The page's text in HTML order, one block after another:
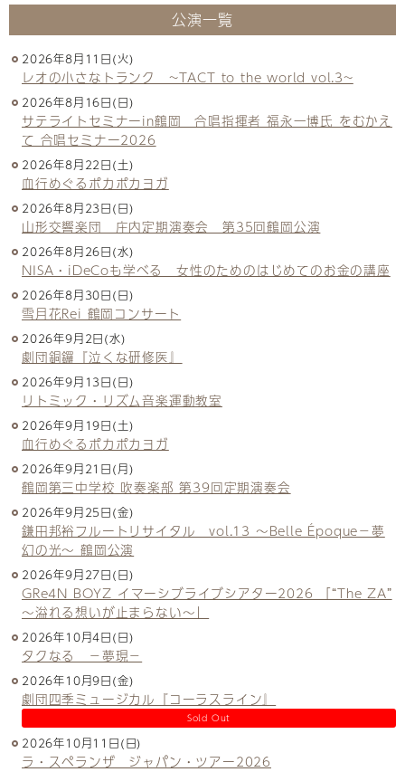
公演一覧
2026年8月11日(火)
レオの小さなトランク ~TACT to the world vol.3~
2026年8月16日(日)
サテライトセミナーin鶴岡 合唱指揮者 福永一博氏 をむかえ
て 合唱セミナー2026
2026年8月22日(土)
血行めぐるポカポカヨガ
2026年8月23日(日)
山形交響楽団 庄内定期演奏会 第35回鶴岡公演
2026年8月26日(水)
NISA・iDeCoも学べる 女性のためのはじめてのお金の講座
2026年8月30日(日)
雪月花Rei 鶴岡コンサート
2026年9月2日(水)
劇団銅鑼『泣くな研修医』
2026年9月13日(日)
リトミック・リズム音楽運動教室
2026年9月19日(土)
血行めぐるポカポカヨガ
2026年9月21日(月)
鶴岡第三中学校 吹奏楽部 第39回定期演奏会
2026年9月25日(金)
鎌田邦裕フルートリサイタル vol.13 ～Belle Époque－夢
幻の光～ 鶴岡公演
2026年9月27日(日)
GRe4N BOYZ イマーシブライブシアター2026 「“The ZA”
〜溢れる想いが止まらない〜」
2026年10月4日(日)
タクなる －夢現－
2026年10月9日(金)
劇団四季ミュージカル『コーラスライン』
Sold Out
2026年10月11日(日)
ラ・スペランザ ジャパン・ツアー2026